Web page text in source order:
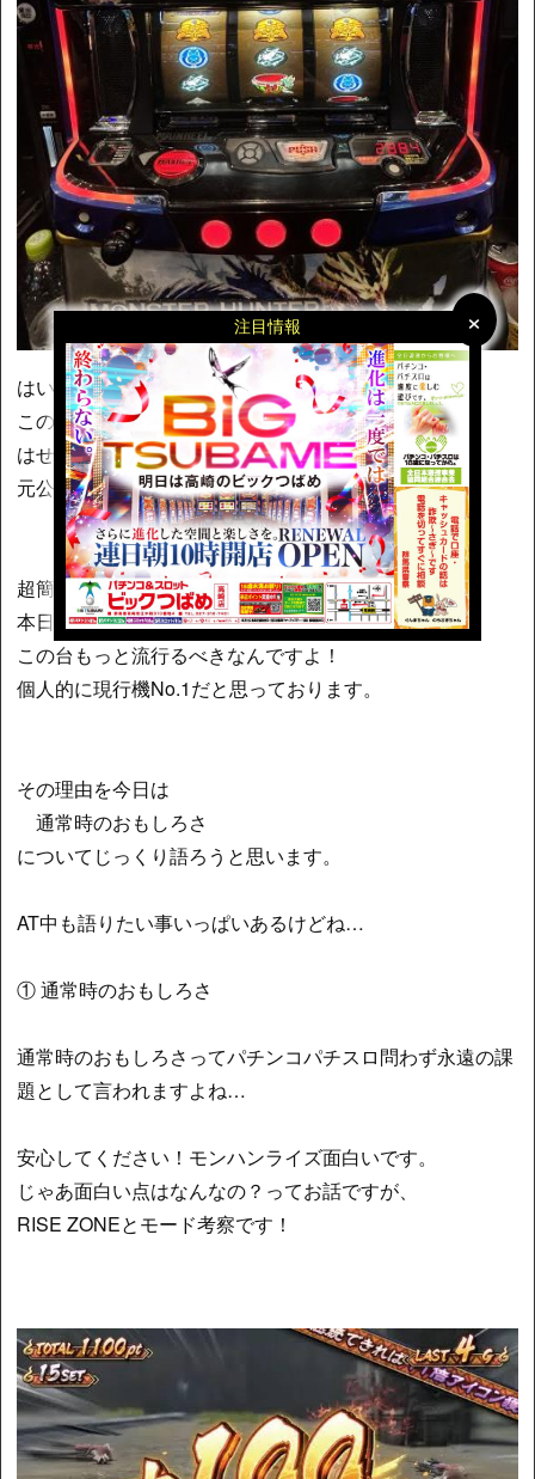
×
×
注目情報
はい！はじめまして。
この度、パチ7新人演者候補生として活動させて頂く
はせぴーと申します！
元公務員でパチスロ中毒者として覚えてくだちぃ
超簡単な自己紹介も終わったところで、
本日はモンハンライズを語らせていただきます！
この台もっと流行るべきなんですよ！
個人的に現行機No.1だと思っております。
その理由を今日は
通常時のおもしろさ
についてじっくり語ろうと思います。
AT中も語りたい事いっぱいあるけどね…
① 通常時のおもしろさ
通常時のおもしろさってパチンコパチスロ問わず永遠の課
題として言われますよね…
安心してください！モンハンライズ面白いです。
じゃあ面白い点はなんなの？ってお話ですが、
RISE ZONEとモード考察です！